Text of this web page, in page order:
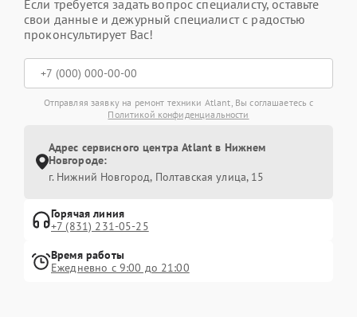
Если требуется задать вопрос специалисту, оставьте
свои данные и дежурный специалист с радостью
проконсультирует Вас!
Отправляя заявку на ремонт техники Atlant, Вы соглашаетесь с
Политикой конфиденциальности
Адрес сервисного центра Atlant в Нижнем
Новгороде:
г. Нижний Новгород, Полтавская улица, 15
Горячая линия
+7 (831) 231-05-25
Время работы
Ежедневно с 9:00 до 21:00